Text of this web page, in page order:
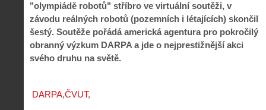
"olympiádě robotů" stříbro ve virtuální soutěži, v
závodu reálných robotů (pozemních i létajících) skončil
šestý. Soutěže pořádá americká agentura pro pokročilý
obranný výzkum DARPA a jde o nejprestižnější akci
svého druhu na světě.
DARPA ČVUT